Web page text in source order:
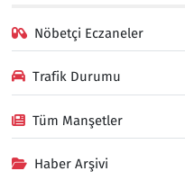
Nöbetçi Eczaneler
Trafik Durumu
Tüm Manşetler
Haber Arşivi